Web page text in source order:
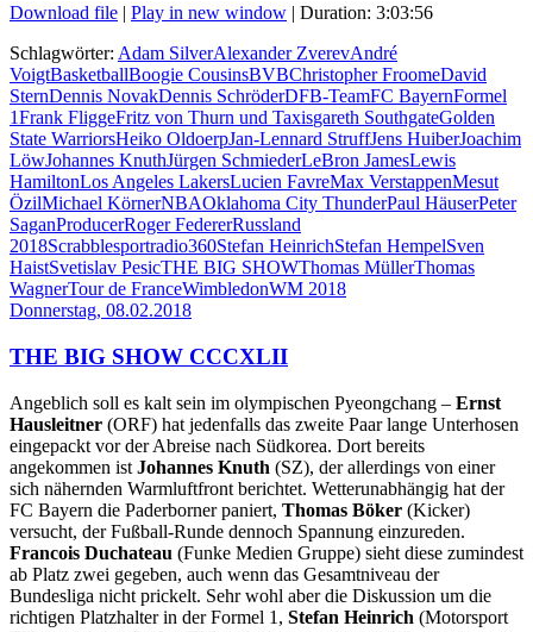
Download file | Play in new window | Duration: 3:03:56
Schlagwörter: Adam SilverAlexander ZverevAndré
VoigtBasketballBoogie CousinsBVBChristopher FroomeDavid
SternDennis NovakDennis SchröderDFB-TeamFC BayernFormel
1Frank FliggeFritz von Thurn und Taxisgareth SouthgateGolden
State WarriorsHeiko OldoerpJan-Lennard StruffJens HuiberJoachim
LöwJohannes KnuthJürgen SchmiederLeBron JamesLewis
HamiltonLos Angeles LakersLucien FavreMax VerstappenMesut
ÖzilMichael KörnerNBAOklahoma City ThunderPaul HäuserPeter
SaganProducerRoger FedererRussland
2018Scrabblesportradio360Stefan HeinrichStefan HempelSven
HaistSvetislav PesicTHE BIG SHOWThomas MüllerThomas
WagnerTour de FranceWimbledonWM 2018
Donnerstag, 08.02.2018
THE BIG SHOW CCCXLII
Angeblich soll es kalt sein im olympischen Pyeongchang – Ernst
Hausleitner (ORF) hat jedenfalls das zweite Paar lange Unterhosen
eingepackt vor der Abreise nach Südkorea. Dort bereits
angekommen ist Johannes Knuth (SZ), der allerdings von einer
sich nähernden Warmluftfront berichtet. Wetterunabhängig hat der
FC Bayern die Paderborner paniert, Thomas Böker (Kicker)
versucht, der Fußball-Runde dennoch Spannung einzureden.
Francois Duchateau (Funke Medien Gruppe) sieht diese zumindest
ab Platz zwei gegeben, auch wenn das Gesamtniveau der
Bundesliga nicht prickelt. Sehr wohl aber die Diskussion um die
richtigen Platzhalter in der Formel 1, Stefan Heinrich (Motorsport